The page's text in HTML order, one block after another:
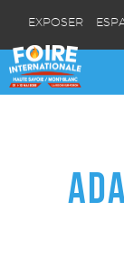
EXPOSER